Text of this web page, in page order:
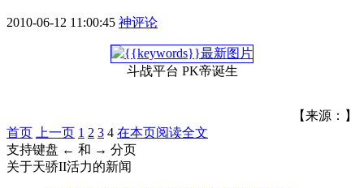
2010-06-12 11:00:45 神评论
斗战平台 PK帝诞生
【来源：】
首页
上一页 1 2 3 4 在本页阅读全文
支持键盘 ← 和 → 分页
关于天骄II活力的新闻